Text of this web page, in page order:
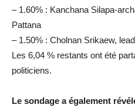
– 1.60% : Kanchana Silapa-
Pattana
– 1.50% : Cholnan Srikaew,
Les 6,04 % restants ont été
politiciens.
Le sondage a également